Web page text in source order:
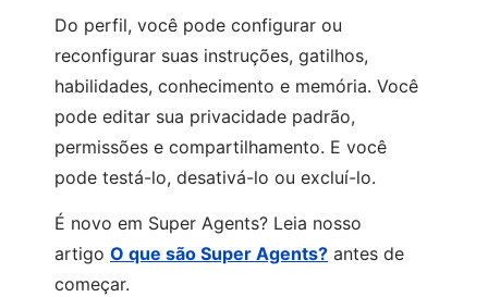
Do perfil, você pode configurar ou
reconfigurar suas instruções, gatilhos,
habilidades, conhecimento e memória. Você
pode editar sua privacidade padrão,
permissões e compartilhamento. E você
pode testá-lo, desativá-lo ou excluí-lo.
É novo em Super Agents? Leia nosso
artigo O que são Super Agents? antes de
começar.